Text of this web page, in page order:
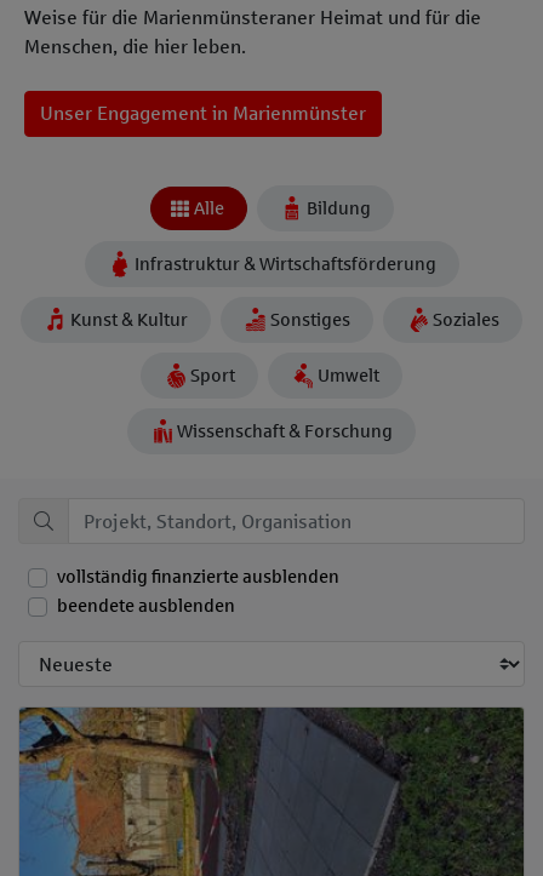
Weise für die Marienmünsteraner Heimat und für die
Menschen, die hier leben.
Unser Engagement in Marienmünster
Projekte entdecken
Karte überspringen und zum Abschnitt der Projektkacheln
Alle Bildung
Infrastruktur & Wirtschaftsförderung
Kunst & Kultur Sonstiges Soziales
Sport Umwelt
Wissenschaft & Forschung
vollständig finanzierte ausblenden
beendete ausblenden
Sortieren nach: